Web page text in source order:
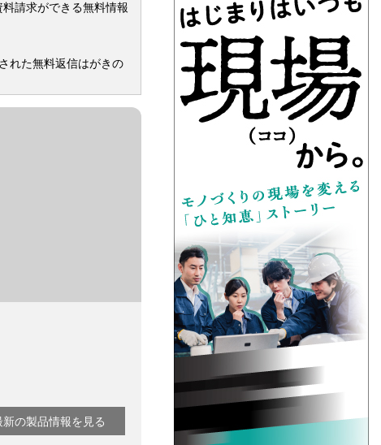
請求ができる無料情報
れた無料返信はがきの
新の製品情報を見る